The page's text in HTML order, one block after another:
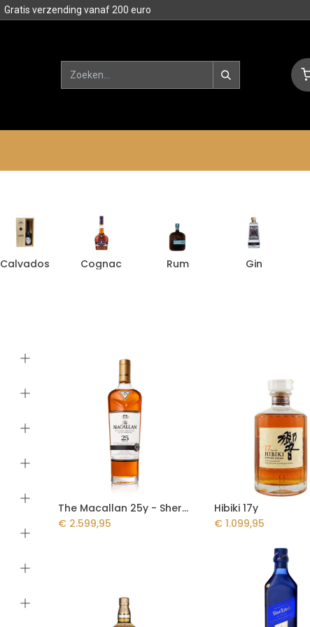
Gratis verzending vanaf 200 euro
Calvados Cognac Rum Gin
Add to Cart
The Macallan 25y - Sherry Oak - Release 2022
€ 2.599,95
Add to Cart
Hibiki 17y
€ 1.099,95